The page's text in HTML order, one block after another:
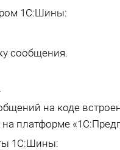
1С:Шины:
сообщения.
на коде
платформе
1С:Шины: